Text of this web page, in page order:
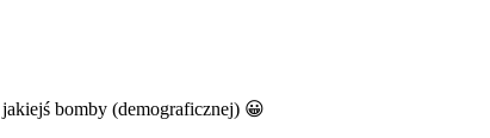
bomby (demograficznej) 😀